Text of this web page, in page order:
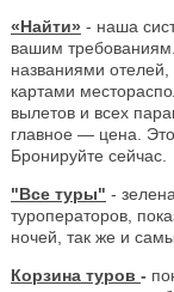
«Найти» - наша
вашим
названиями отелей,
картами
вылетов и всех
главное — цена.
Бронируйте сейчас.
"Все туры" -
туроператоров,
ночей, так же и
Корзина туров -